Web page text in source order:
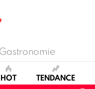
HOT TENDANCE